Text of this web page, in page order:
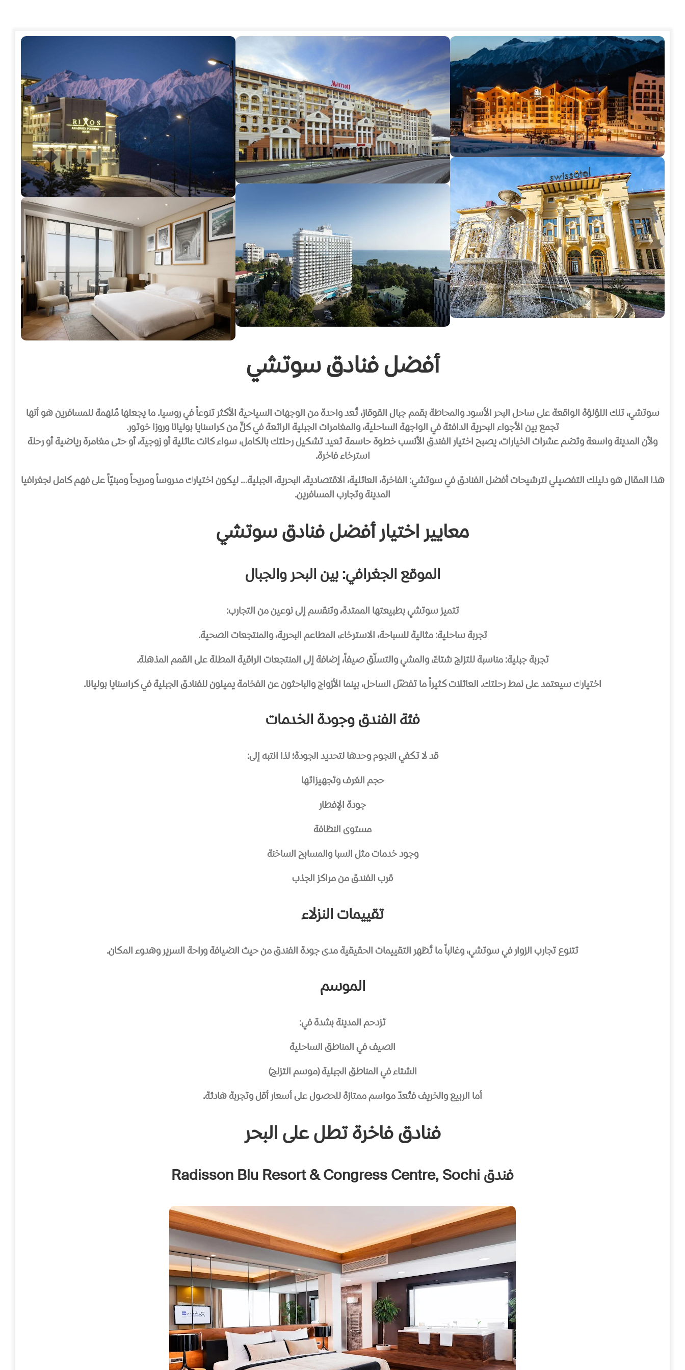
أفضل فنادق سوتشي
سوتشي، تلك اللؤلؤة الواقعة على ساحل البحر الأسود والمحاطة بقمم جبال القوقاز، تُعد واحدة من الوجهات السياحية الأكثر تنوعاً في روسيا. ما يجعلها مُلهمة للمسافرين هو أنها
تجمع بين الأجواء البحرية الدافئة في الواجهة الساحلية، والمغامرات الجبلية الرائعة في كلٍّ من كراسنايا بوليانا وروزا خوتور.
ولأن المدينة واسعة وتضم عشرات الخيارات، يصبح اختيار الفندق الأنسب خطوة حاسمة تعيد تشكيل رحلتك بالكامل، سواء كانت عائلية أو زوجية، أو حتى مغامرة رياضية أو رحلة
استرخاء فاخرة.
هذا المقال هو دليلك التفصيلي لترشيحات أفضل الفنادق في سوتشي: الفاخرة، العائلية، الاقتصادية، البحرية، الجبلية… ليكون اختيارك مدروساً ومريحاً ومبنيّاً على فهم كامل لجغرافيا
المدينة وتجارب المسافرين.
معايير اختيار أفضل فنادق سوتشي
الموقع الجغرافي: بين البحر والجبال
تتميز سوتشي بطبيعتها الممتدة، وتنقسم إلى نوعين من التجارب:
تجربة ساحلية: مثالية للسباحة، الاسترخاء، المطاعم البحرية، والمنتجعات الصحية.
تجربة جبلية: مناسبة للتزلج شتاءً، والمشي والتسلّق صيفاً، إضافة إلى المنتجعات الراقية المطلة على القمم المذهلة.
اختيارك سيعتمد على نمط رحلتك. العائلات كثيراً ما تفضّل الساحل، بينما الأزواج والباحثون عن الفخامة يميلون للفنادق الجبلية في كراسنايا بوليانا.
فئة الفندق وجودة الخدمات
قد لا تكفي النجوم وحدها لتحديد الجودة؛ لذا انتبه إلى:
حجم الغرف وتجهيزاتها
جودة الإفطار
مستوى النظافة
وجود خدمات مثل السبا والمسابح الساخنة
قرب الفندق من مراكز الجذب
تقييمات النزلاء
تتنوع تجارب الزوار في سوتشي، وغالباً ما تُظهر التقييمات الحقيقية مدى جودة الفندق من حيث الضيافة وراحة السرير وهدوء المكان.
الموسم
تزدحم المدينة بشدة في:
الصيف في المناطق الساحلية
الشتاء في المناطق الجبلية (موسم التزلج)
أما الربيع والخريف فتُعدّ مواسم ممتازة للحصول على أسعار أقل وتجربة هادئة.
فنادق فاخرة تطل على البحر
فندق Radisson Blu Resort & Congress Centre, Sochi